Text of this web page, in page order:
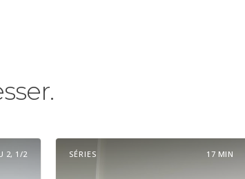
2, 1/2 SÉRIES 17 MIN